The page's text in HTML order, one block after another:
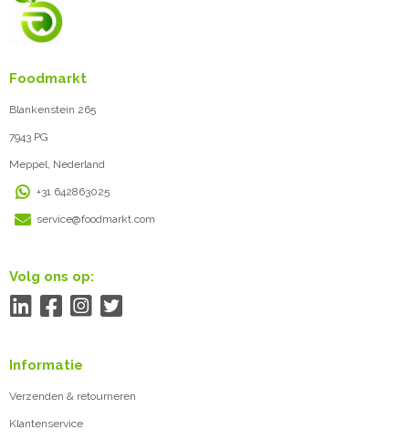
Foodmarkt
Blankenstein 265
7943 PG
Meppel, Nederland
+31 642863025
service@foodmarkt.com
Volg ons op:
Informatie
Verzenden & retourneren
Klantenservice